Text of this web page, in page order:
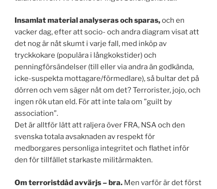
Insamlat material analyseras och sparas,och en
vacker dag, efter att socio- och andra diagram visat att
det nog är nåt skumt i varje fall, med inköp av
tryckkokare (populära i långkokstider) och
penningförsändelser (till eller via andra än godkända,
icke-suspekta mottagare/förmedlare), så bultar det på
dörren och vem säger nåt om det? Terrorister, jojo, och
ingen rök utan eld. För att inte tala om ”guilt by
association”.
Det är alltför lätt att raljera över FRA, NSA och den
svenska totala avsaknaden av respekt för
medborgares personliga integritet och flathet inför
den för tillfället starkaste militärmakten.
Om terroristdåd avvärjs – bra. Men varför är det först